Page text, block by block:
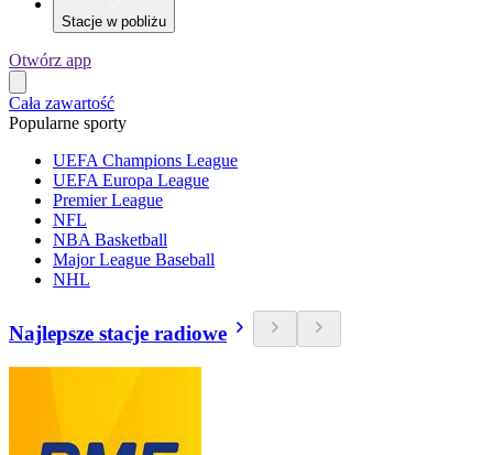
Stacje w pobliżu
Otwórz app
Cała zawartość
Popularne sporty
UEFA Champions League
UEFA Europa League
Premier League
NFL
NBA Basketball
Major League Baseball
NHL
Najlepsze stacje radiowe